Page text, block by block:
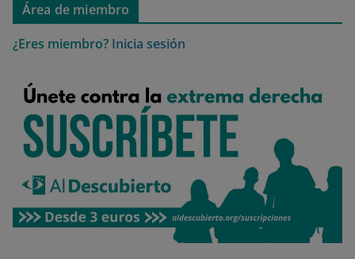
Área de miembro
¿Eres miembro? Inicia sesión